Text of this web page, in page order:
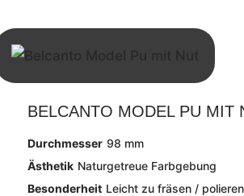
BELCANTO MODEL PU MIT
Durchmesser 98 mm
Ästhetik Naturgetreue Farbgebung
Besonderheit Leicht zu fräsen / polieren